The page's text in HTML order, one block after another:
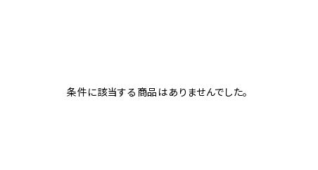
条件に該当する商品はありませんでした。